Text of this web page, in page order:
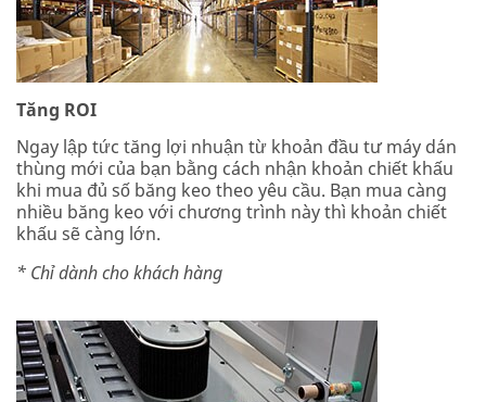
Tăng ROI
Ngay lập tức tăng lợi nhuận từ khoản đầu tư máy dán
thùng mới của bạn bằng cách nhận khoản chiết khấu
khi mua đủ số băng keo theo yêu cầu. Bạn mua càng
nhiều băng keo với chương trình này thì khoản chiết
khấu sẽ càng lớn.
* Chỉ dành cho khách hàng